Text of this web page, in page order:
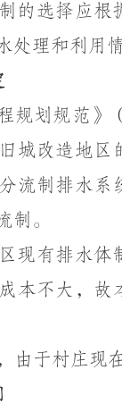
的选择应
处理和利用
规划规范》
城改造地
流制排水
制。
现有排水
本不大，
由于村庄现